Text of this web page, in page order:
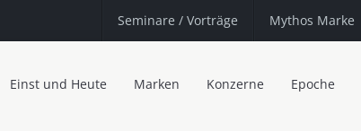
Seminare / Vorträge Mythos Marke
Einst und Heute Marken Konzerne Epoche